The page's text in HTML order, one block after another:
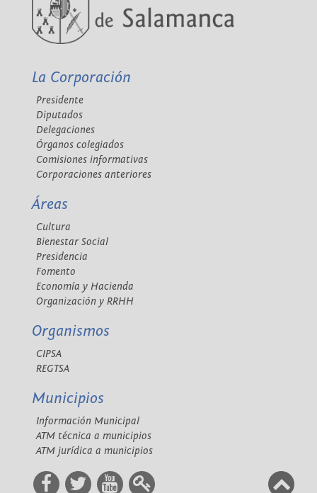
La Corporación
Presidente
Diputados
Delegaciones
Órganos colegiados
Comisiones informativas
Corporaciones anteriores
Áreas
Cultura
Bienestar Social
Presidencia
Fomento
Economía y Hacienda
Organización y RRHH
Organismos
CIPSA
REGTSA
Municipios
Información Municipal
ATM técnica a municipios
ATM jurídica a municipios